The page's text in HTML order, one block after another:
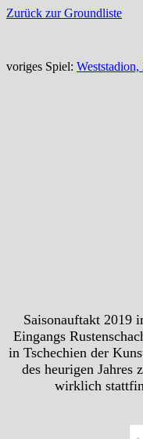
Zurück zur Groundliste
voriges Spiel:
Saisonauftakt 2019
Eingangs
in Tschechien der
des heurigen Jahres
wirklich